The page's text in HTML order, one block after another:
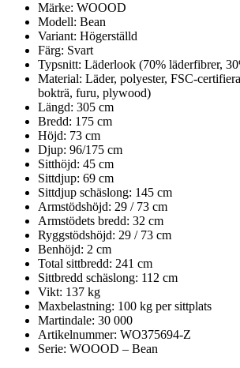
Märke: WOOOD
Modell: Bean
Variant: Högerställd
Färg: Svart
Typsnitt: Läderlook (70% läderfibrer,
Material: Läder, polyester, FSC-
bokträ, furu, plywood)
Längd: 305 cm
Bredd: 175 cm
Höjd: 73 cm
Djup: 96/175 cm
Sitthöjd: 45 cm
Sittdjup: 69 cm
Sittdjup schäslong: 145 cm
Armstödshöjd: 29 / 73 cm
Armstödets bredd: 32 cm
Ryggstödshöjd: 29 / 73 cm
Benhöjd: 2 cm
Total sittbredd: 241 cm
Sittbredd schäslong: 112 cm
Vikt: 137 kg
Maxbelastning: 100 kg per sittplats
Martindale: 30 000
Artikelnummer: WO375694-Z
Serie: WOOOD – Bean